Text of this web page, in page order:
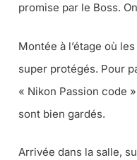
promise par le Boss.
Montée à l’étage où
super protégés. Pour
« Nikon Passion code
sont bien gardés.
Arrivée dans la salle,